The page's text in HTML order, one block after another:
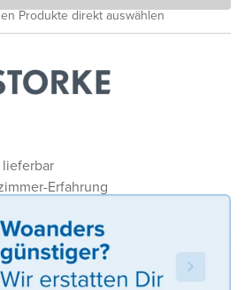
Erfahrung
Produkte direkt auswählen